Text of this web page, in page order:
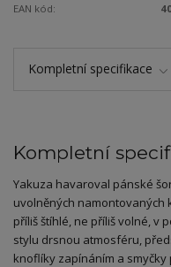
EAN kód:
Kompletní specifikace
Kompletní
Yakuza havaroval pánské
uvolněných namontovaných
příliš štíhlé, ne příliš volné, v
stylu drsnou atmosféru,
knoflíky zapínáním a